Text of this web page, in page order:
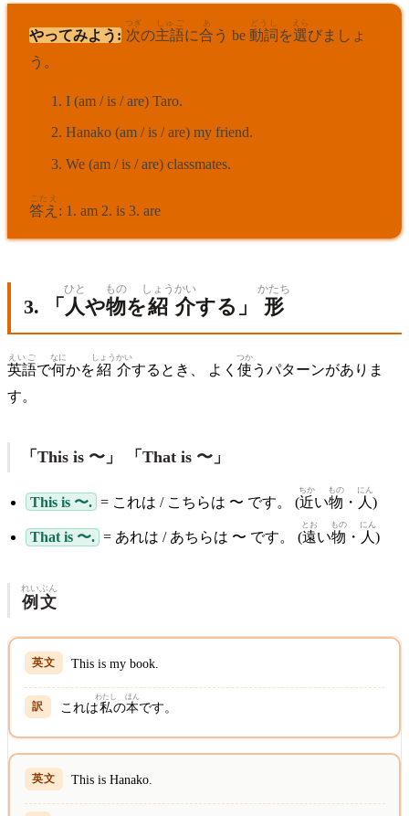
やってみよう: 次
つぎ
の主語
しゅご
に合
あ
う be 動詞
どうし
を選
えら
びましょ
う。
I (am / is / are) Taro.
Hanako (am / is / are) my friend.
We (am / is / are) classmates.
答え
こたえ
: 1. am 2. is 3. are
3. 「 人
ひと
や物
もの
を紹
しょう
介
かい
する」 形
かたち
英語
えいご
で何
なに
かを紹
しょう
介
かい
するとき、 よく 使
つか
うパターンがありま
す。
「This is 〜」 「That is 〜」
This is 〜. = これは / こちらは 〜 です。 (近
ちか
い物
もの
・ 人
にん
)
That is 〜. = あれは / あちらは 〜 です。 (遠
とお
い物
もの
・ 人
にん
)
例文
れいぶん
This is my book.
これは私
わたし
の本
ほん
です。
This is Hanako.